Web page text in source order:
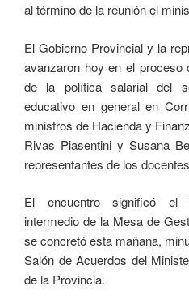
al término de la reunión el
El Gobierno Provincial y la
avanzaron hoy en el proceso
de la política salarial del
educativo en general en
ministros de Hacienda y
Rivas Piasentini y Susana
representantes de los
El encuentro significó el
intermedio de la Mesa de
se concretó esta mañana,
Salón de Acuerdos del
de la Provincia.